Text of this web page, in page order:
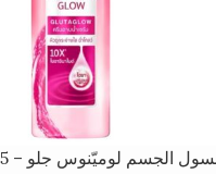
الجسم لوميّنوس جلو – 425 مل